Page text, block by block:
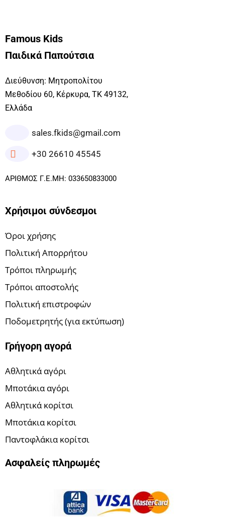
Famous Kids
Παιδικά Παπούτσια
Διεύθυνση: Μητροπολίτου
Μεθοδίου 60, Κέρκυρα, ΤΚ 49132,
Ελλάδα
sales.fkids@gmail.com
+30 26610 45545
ΑΡΙΘΜΟΣ Γ.Ε.ΜΗ: 033650833000
Χρήσιμοι σύνδεσμοι
Όροι χρήσης
Πολιτική Απορρήτου
Τρόποι πληρωμής
Τρόποι αποστολής
Πολιτική επιστροφών
Ποδομετρητής (για εκτύπωση)
Γρήγορη αγορά
Αθλητικά αγόρι
Μποτάκια αγόρι
Αθλητικά κορίτσι
Μποτάκια κορίτσι
Παντοφλάκια κορίτσι
Ασφαλείς πληρωμές